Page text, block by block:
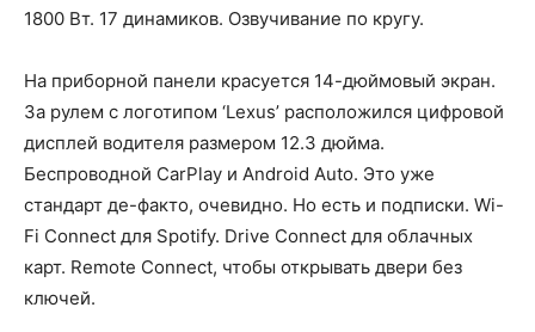
1800 Вт. 17 динамиков. Озвучивание по кругу.
На приборной панели красуется 14-дюймовый экран.
За рулем с логотипом ‘Lexus’ расположился цифровой
дисплей водителя размером 12.3 дюйма.
Беспроводной CarPlay и Android Auto. Это уже
стандарт де-факто, очевидно. Но есть и подписки. Wi-
Fi Connect для Spotify. Drive Connect для облачных
карт. Remote Connect, чтобы открывать двери без
ключей.